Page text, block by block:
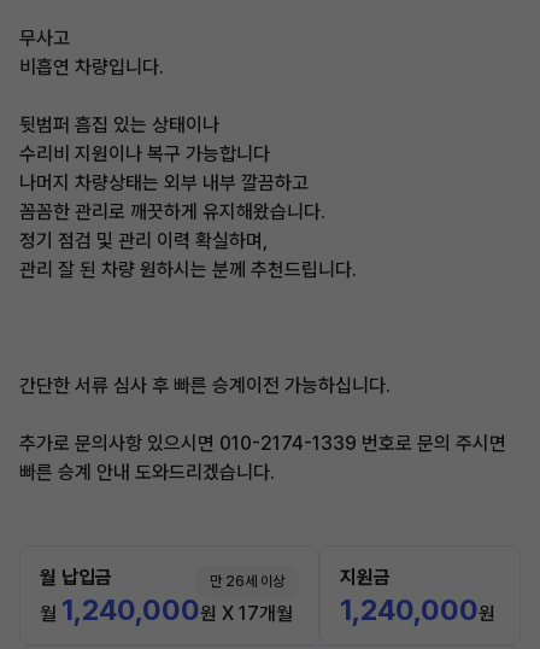
무사고
비흡연 차량입니다.
뒷범퍼 흠집 있는 상태이나
수리비 지원이나 복구 가능합니다
나머지 차량상태는 외부 내부 깔끔하고
꼼꼼한 관리로 깨끗하게 유지해왔습니다.
정기 점검 및 관리 이력 확실하며,
관리 잘 된 차량 원하시는 분께 추천드립니다.
간단한 서류 심사 후 빠른 승계이전 가능하십니다.
추가로 문의사항 있으시면 010-2174-1339 번호로 문의 주시면
빠른 승계 안내 도와드리겠습니다.
월 납입금 만 26세 이상
월 1,240,000원 X 17개월
지원금
1,240,000원